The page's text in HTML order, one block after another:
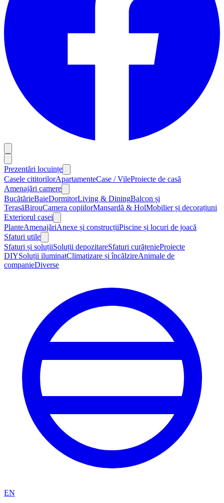
Prezentări locuințe
Casele cititorilorApartamenteCase / VileProiecte de casă
Amenajări camere
BucătărieBaieDormitorLiving & DiningBalcon și
TerasăBirouCamera copiilorMansardă & HolMobilier și decorațiuni
Exteriorul casei
PlanteAmenajăriAnexe și construcțiiPiscine și locuri de joacă
Sfaturi utile
Sfaturi și soluțiiSoluții depozitareSfaturi curățenieProiecte
DIYSoluții iluminatClimatizare și încălzireAnimale de
companieDiverse
EN